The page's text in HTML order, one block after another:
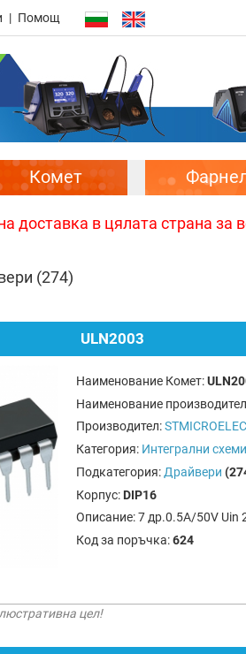
Помощ
Комет
доставка в цялата страна
(274)
ULN2003
Наименование Комет:
Наименование
Производител:
Категория: Интегрални схеми
Подкатегория: Драйвери
Корпус: DIP16
Описание:7 др.0.5А/50V Uin
Код за поръчка:624
цел!